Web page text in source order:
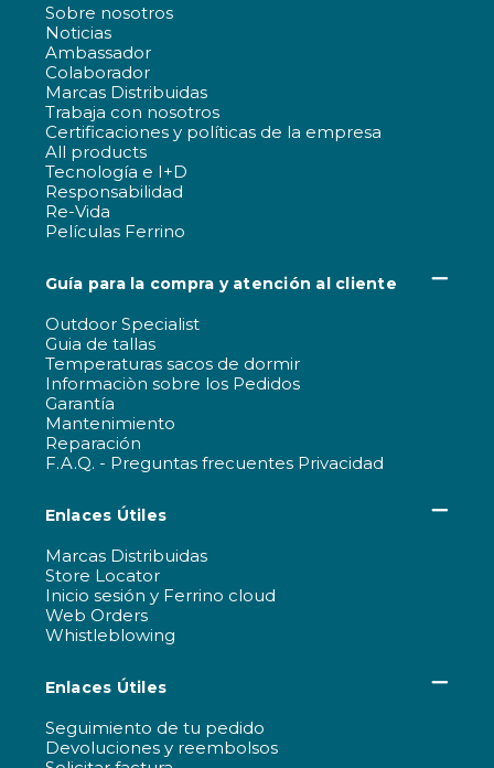
Sobre nosotros
Noticias
Ambassador
Colaborador
Marcas Distribuidas
Trabaja con nosotros
Certificaciones y políticas de la empresa
All products
Tecnología e I+D
Responsabilidad
Re-Vida
Películas Ferrino
Guía para la compra y atención al cliente
Outdoor Specialist
Guia de tallas
Temperaturas sacos de dormir
Informaciòn sobre los Pedidos
Garantía
Mantenimiento
Reparación
F.A.Q. - Preguntas frecuentes Privacidad
Enlaces Útiles
Marcas Distribuidas
Store Locator
Inicio sesión y Ferrino cloud
Web Orders
Whistleblowing
Enlaces Útiles
Seguimiento de tu pedido
Devoluciones y reembolsos